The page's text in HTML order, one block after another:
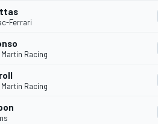
Ferrari
Racing
Racing